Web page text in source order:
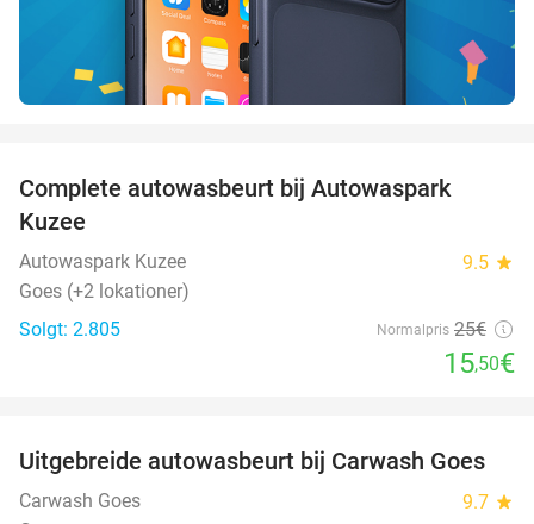
Complete autowasbeurt bij Autowaspark
Kuzee
Autowaspark Kuzee 9.5 star
Goes (+2 lokationer)
Solgt: 2.805
Normalpris 25€
15,50€
36%
Uitgebreide autowasbeurt bij Carwash Goes
Carwash Goes 9.7 star